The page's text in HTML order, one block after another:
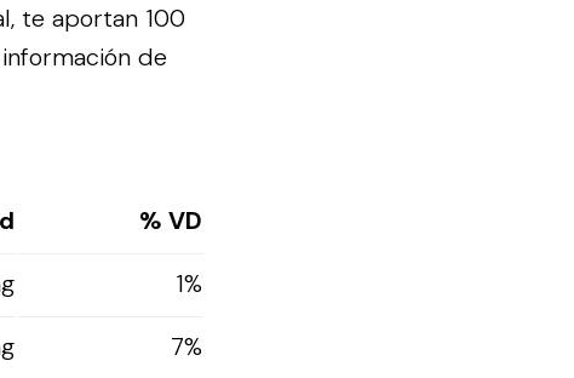
te aportan 100
de
% VD
1%
7%